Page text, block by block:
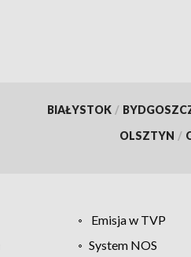
BIAŁYSTOK /
OLSZTYN /
Emisja w TVP
System NOS